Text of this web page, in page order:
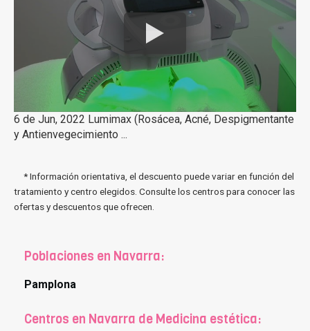
6 de Jun, 2022 Lumimax (Rosácea, Acné, Despigmentante
y Antienvegecimiento ...
* Información orientativa, el descuento puede variar en función del
tratamiento y centro elegidos. Consulte los centros para conocer las
ofertas y descuentos que ofrecen.
Poblaciones en Navarra:
Pamplona
Centros en Navarra de Medicina estética: